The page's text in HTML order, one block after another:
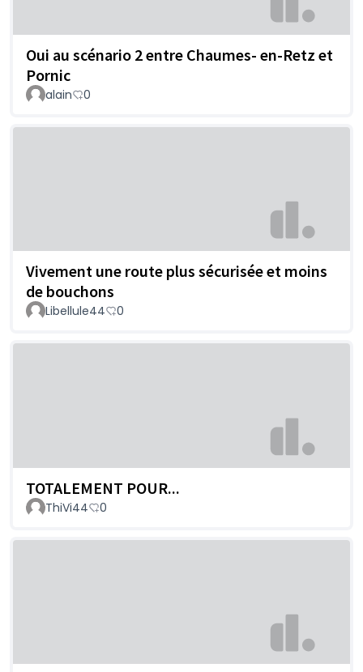
Oui au scénario 2 entre Chaumes- en-Retz et
Pornic
alain 0
Vivement une route plus sécurisée et moins
de bouchons
Libellule44 0
TOTALEMENT POUR...
ThiVi44 0